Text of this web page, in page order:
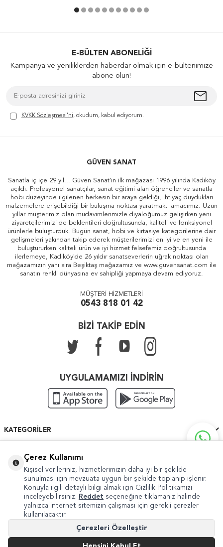
E-BÜLTEN ABONELIĞI
Kampanya ve yeniliklerden haberdar olmak için e-bültenimize
abone olun!
KVKK Sözleşmesi'ni, okudum, kabul ediyorum.
GÜVEN SANAT
Sanatla iç içe 29 yıl... Güven Sanat'ın ilk mağazası 1996 yılında Kadıköy
açıldı. Profesyonel sanatçılar, sanat eğitimi alan öğrenciler ve sanatla
hobi düzeyinde ilgilenen herkesin bir araya geldiği, ihtiyaç duydukları
malzemelere erişebildiği bir buluşma noktası yaratmaktı amacımız. Uzun
yıllar müşterimiz olan müdavimlerimizle diyaloğumuz gelişirken yeni
ziyaretçilerimizi de beklentileri doğrultusunda, kaliteli ve fonksiyonel
ürünlerle buluşturduk. Bugün sanat, hobi ve kırtasiye kategorilerine dair
gelişmeleri yakından takip ederek müşterilerimizi en iyi ve en yeni ile
buluştururken kaliteli ürün ve iyi hizmet felsefemiz doğrultusunda
ilerlemeye, Kadıköy'de 26 yıldır sanatseverlerin uğrak noktası olan
mağazamızın yanı sıra Beşiktaş mağazamız ve www.guvensanat.com ile
sanatın renkli dünyasına ev sahipliği yapmaya devam ediyoruz.
MÜŞTERİ HİZMETLERİ
0543 818 01 42
BİZİ TAKİP EDİN
UYGULAMAMIZI İNDİRİN
KATEGORILER
HIZLI ERIŞIM
Copyright © 2022 Güven Sanat
Çerez Kullanımı
Kişisel verileriniz, hizmetlerimizin daha iyi bir şekilde
sunulması için mevzuata uygun bir şekilde toplanıp işlenir.
Konuyla ilgili detaylı bilgi almak için Gizlilik Politikamızı
inceleyebilirsiniz. Reddet seçeneğine tıklamanız halinde
yalnızca internet sitemizin çalışması için gerekli çerezler
kullanılacaktır.
Çerezleri Özelleştir